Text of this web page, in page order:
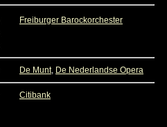
Freiburger Barockorchester
De Munt, De Nederlandse Opera
Citibank